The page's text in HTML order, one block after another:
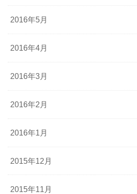
2016年5月
2016年4月
2016年3月
2016年2月
2016年1月
2015年12月
2015年11月